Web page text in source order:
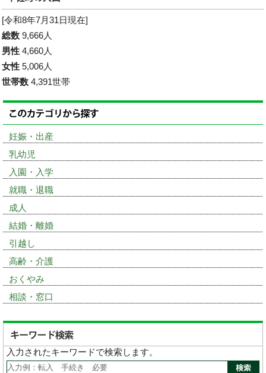
[令和8年7月31日現在]
総数 9,666人
男性 4,660人
女性 5,006人
世帯数 4,391世帯
妊娠・出産
乳幼児
入園・入学
就職・退職
成人
結婚・離婚
引越し
高齢・介護
おくやみ
相談・窓口
入力されたキーワードで検索します。